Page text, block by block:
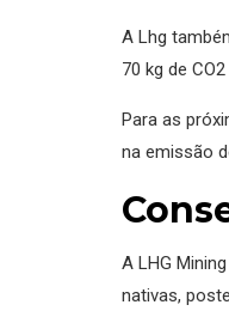
A Lhg
70 kg de
Para as
na emissão
A LHG
nativas,